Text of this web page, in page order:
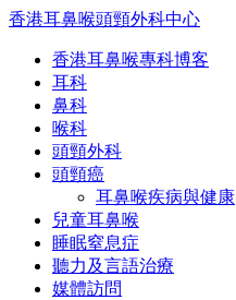
香港耳鼻喉頭頸外科中心
香港耳鼻喉專科博客
耳科
鼻科
喉科
頭頸外科
頭頸癌
耳鼻喉疾病與健康
兒童耳鼻喉
睡眠窒息症
聽力及言語治療
媒體訪問